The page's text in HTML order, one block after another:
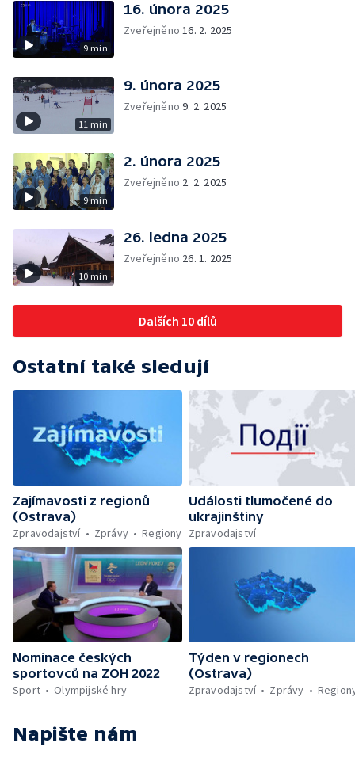
9 min
16. února 2025
Zveřejněno16. 2. 2025
11 min
9. února 2025
Zveřejněno9. 2. 2025
9 min
2. února 2025
Zveřejněno 2. 2. 2025
10 min
26. ledna 2025
Zveřejněno 26. 1. 2025
Dalších 10 dílů
Ostatní také sledují
Zajímavosti z regionů
(Ostrava)
Zpravodajství
Zprávy Regiony
Události tlumočené do
ukrajinštiny
Zpravodajství
Nominace českých
sportovců na ZOH 2022
Sport
Olympijské hry
Týden v regionech
(Ostrava)
Zpravodajství
Zprávy
Napište nám